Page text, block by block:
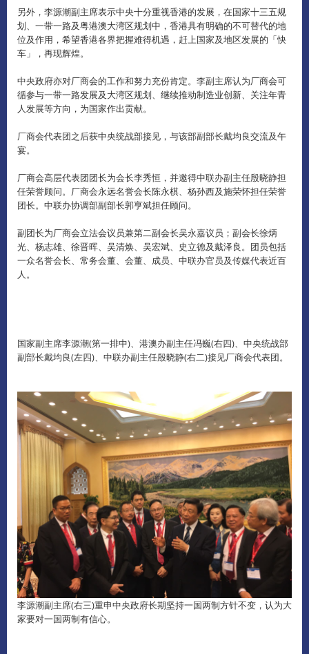
另外，李源潮副主席表示中央十分重视香港的发展，在国家十三五规
划、一带一路及粤港澳大湾区规划中，香港具有明确的不可替代的地
位及作用，希望香港各界把握难得机遇，赶上国家及地区发展的「快
车」，再现辉煌。
中央政府亦对厂商会的工作和努力充份肯定。李副主席认为厂商会可
循参与一带一路发展及大湾区规划、继续推动制造业创新、关注年青
人发展等方向，为国家作出贡献。
厂商会代表团之后获中央统战部接见，与该部副部长戴均良交流及午
宴。
厂商会高层代表团团长为会长李秀恒，并邀得中联办副主任殷晓静担
任荣誉顾问。厂商会永远名誉会长陈永棋、杨孙西及施荣怀担任荣誉
团长。中联办协调部副部长郭亨斌担任顾问。
副团长为厂商会立法会议员兼第二副会长吴永嘉议员；副会长徐炳
光、杨志雄、徐晋晖、吴清焕、吴宏斌、史立德及戴泽良。团员包括
一众名誉会长、常务会董、会董、成员、中联办官员及传媒代表近百
人。
国家副主席李源潮(第一排中)、港澳办副主任冯巍(右四)、中央统战部
副部长戴均良(左四)、中联办副主任殷晓静(右二)接见厂商会代表团。
李源潮副主席(右三)重申中央政府长期坚持一国两制方针不变，认为大
家要对一国两制有信心。